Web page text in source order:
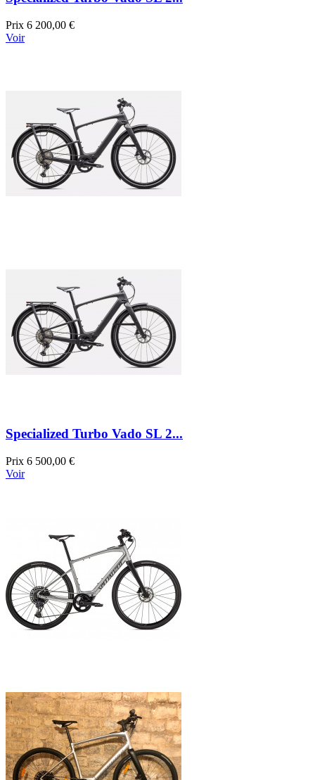
Prix 6 200,00 €
Voir
Specialized Turbo Vado SL 2...
Prix 6 500,00 €
Voir